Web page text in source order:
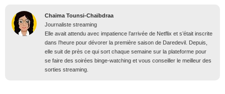
Chaïma Tounsi-Chaïbdraa
Journaliste streaming
Elle avait attendu avec impatience l’arrivée de Netflix et s’était inscrite
dans l’heure pour dévorer la première saison de Daredevil. Depuis,
elle suit de près ce qui sort chaque semaine sur la plateforme pour
se faire des soirées binge-watching et vous conseiller le meilleur des
sorties streaming.